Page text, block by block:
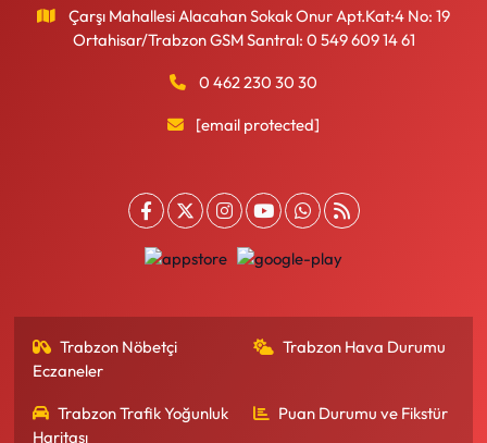
Çarşı Mahallesi Alacahan Sokak Onur Apt.Kat:4 No: 19
Ortahisar/Trabzon GSM Santral: 0 549 609 14 61
0 462 230 30 30
[email protected]
Trabzon Nöbetçi
Eczaneler
Trabzon Hava Durumu
Trabzon Trafik Yoğunluk
Haritası
Puan Durumu ve Fikstür